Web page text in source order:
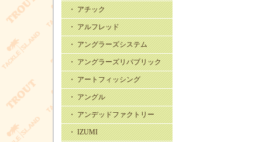
・ アチック
・ アルフレッド
・ アングラーズシステム
・ アングラーズリパブリック
・ アートフィッシング
・ アングル
・ アンデッドファクトリー
・ IZUMI